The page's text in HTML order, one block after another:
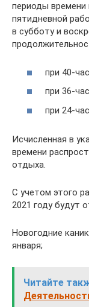
периоды времени
пятидневной
в субботу и
при 40-
при 36-
при 24-
Исчисленная в
времени
отдыха.
С учетом этого
2021 году будут
Новогодние
января;
Читайте